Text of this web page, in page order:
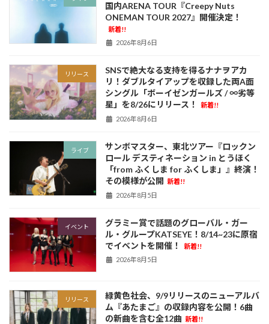
国内ARENA TOUR『Creepy Nuts
ONEMAN TOUR 2027』開催決定！
新着!!
2026年8月6日
リリース
SNSで絶大なる支持を得るナナヲアカ
リ！ダブルタイアップを収録した両A面
シングル「ボーイゼンガールズ / ∞劣等
星」を8/26にリリース！
新着!!
2026年8月6日
ライブ
サンボマスター、東北ツアー『ロックン
ロール デスティネーション in とうほく
「from ふくしま for ふくしま」』終演！
その模様が公開 新着!!
2026年8月5日
イベント
グラミー賞で話題のグローバル・ガー
ル・グループKATSEYE！8/14~23に原宿
でイベントを開催！
新着!!
2026年8月5日
リリース
緑黄色社会、9/9リリースのニューアルバ
ム『あたまご』の収録内容を公開！6曲
の新曲を含む全12曲 新着!!